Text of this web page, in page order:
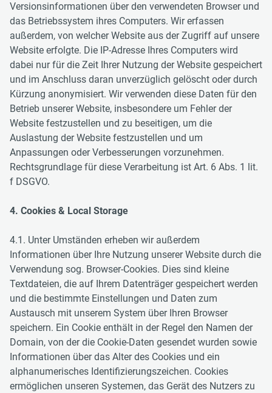
Versionsinformationen über den verwendeten Browser und
das Betriebssystem ihres Computers. Wir erfassen
außerdem, von welcher Website aus der Zugriff auf unsere
Website erfolgte. Die IP-Adresse Ihres Computers wird
dabei nur für die Zeit Ihrer Nutzung der Website gespeichert
und im Anschluss daran unverzüglich gelöscht oder durch
Kürzung anonymisiert. Wir verwenden diese Daten für den
Betrieb unserer Website, insbesondere um Fehler der
Website festzustellen und zu beseitigen, um die
Auslastung der Website festzustellen und um
Anpassungen oder Verbesserungen vorzunehmen.
Rechtsgrundlage für diese Verarbeitung ist Art. 6 Abs. 1 lit.
f DSGVO.
4. Cookies & Local Storage
4.1. Unter Umständen erheben wir außerdem
Informationen über Ihre Nutzung unserer Website durch die
Verwendung sog. Browser-Cookies. Dies sind kleine
Textdateien, die auf Ihrem Datenträger gespeichert werden
und die bestimmte Einstellungen und Daten zum
Austausch mit unserem System über Ihren Browser
speichern. Ein Cookie enthält in der Regel den Namen der
Domain, von der die Cookie-Daten gesendet wurden sowie
Informationen über das Alter des Cookies und ein
alphanumerisches Identifizierungszeichen. Cookies
ermöglichen unseren Systemen, das Gerät des Nutzers zu